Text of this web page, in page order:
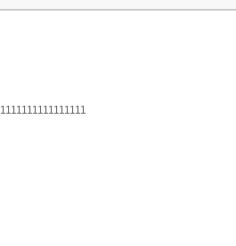
1111111111111111